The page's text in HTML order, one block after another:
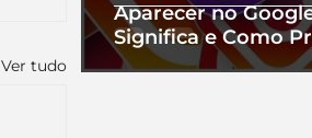
Aparecer no
Significa e Como
Perfil
Ver tudo